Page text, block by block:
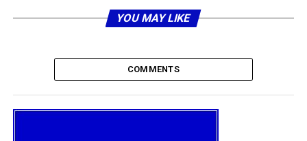
Según toma de muestra, las regiones con mayor
En tanto, la región de Atacama tiene la tasa de
incidencia actual más alta por 100 mil habitantes,
seguida por las regiones de Valparaíso, Metropolitana y
YOU MAY LIKE
COMMENTS